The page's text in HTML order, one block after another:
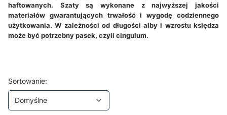
haftowanych. Szaty są wykonane z najwyższej jakości
materiałów gwarantujących trwałość i wygodę codziennego
użytkowania. W zależności od długości alby i wzrostu księdza
może być potrzebny pasek, czyli cingulum.
Lista produktów
Sortowanie:
Domyślne